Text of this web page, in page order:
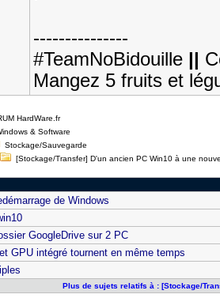
---------------
#TeamNoBidouille ||
Mangez 5 fruits et
HardWare.fr
& Software
Stockage/Sauvegarde
[Stockage/Transfer] D'un ancien PC Win10 à une
de Windows
GoogleDrive sur 2 PC
GPU intégré tournent en même temps
Plus de sujets relatifs à : [Stockage/